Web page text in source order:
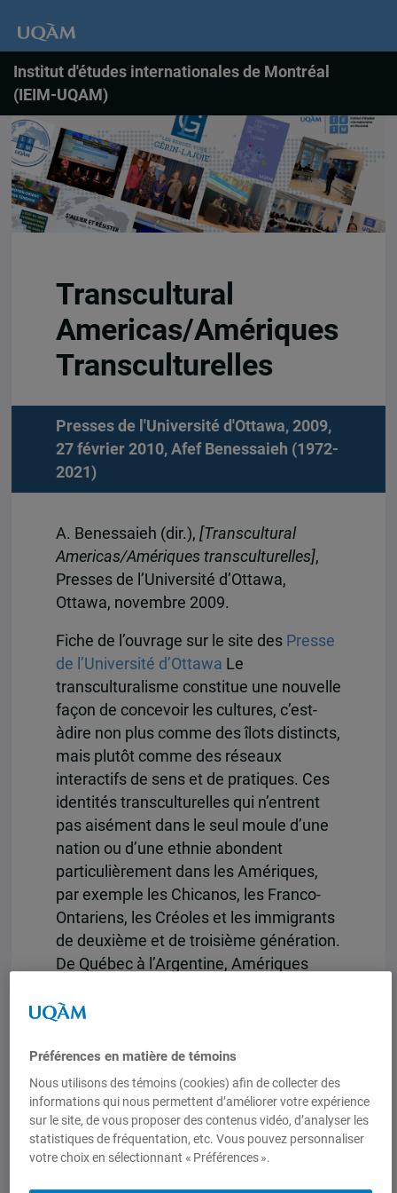
Institut d'études internationales de Montréal
(IEIM-UQAM)
Transcultural
Americas/Amériques
Transculturelles
Presses de l'Université d'Ottawa, 2009,
27 février 2010, Afef Benessaieh (1972-
2021)
A. Benessaieh (dir.), [Transcultural
Americas/Amériques transculturelles],
Presses de l’Université d’Ottawa,
Ottawa, novembre 2009.
Fiche de l’ouvrage sur le site des Presse
de l’Université d’Ottawa Le
transculturalisme constitue une nouvelle
façon de concevoir les cultures, c’est-
àdire non plus comme des îlots distincts,
mais plutôt comme des réseaux
interactifs de sens et de pratiques. Ces
identités transculturelles qui n’entrent
pas aisément dans le seul moule d’une
nation ou d’une ethnie abondent
particulièrement dans les Amériques,
par exemple les Chicanos, les Franco-
Ontariens, les Créoles et les immigrants
de deuxième et de troisième génération.
De Québec à l’Argentine, Amériques
identités qui se construisent au
différence. Transculturalism is a new
way of viewing culture that sees
cultures not as separate islands that are
easily differentiated from one another,
but as connected and interacting webs
Préférences en matière de témoins
Nous utilisons des témoins (cookies) afin de collecter des
informations qui nous permettent d’améliorer votre expérience
sur le site, de vous proposer des contenus vidéo, d’analyser les
statistiques de fréquentation, etc. Vous pouvez personnaliser
votre choix en sélectionnant « Préférences ».